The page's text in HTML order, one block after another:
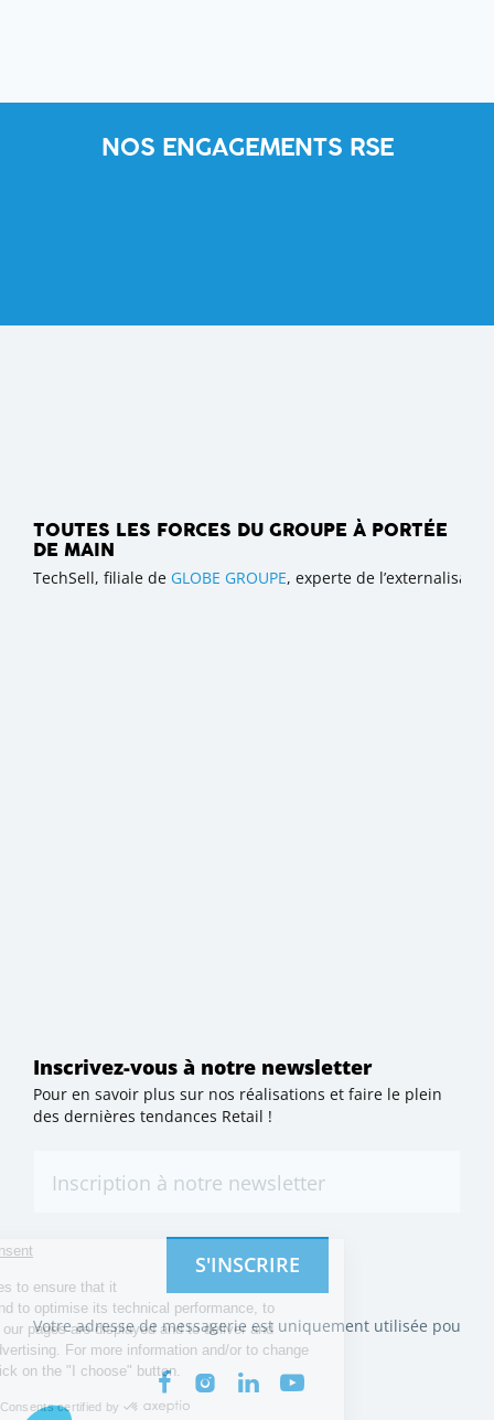
NOS ENGAGEMENTS RSE
TOUTES LES FORCES DU GROUPE À PORTÉE
DE MAIN
TechSell, filiale de GLOBE GROUPE, experte de
Inscrivez-vous à notre newsletter
Pour en savoir plus sur nos réalisations et faire le plein
des dernières tendances Retail !
S'INSCRIRE
Votre adresse de messagerie est uniquement utilisée pour